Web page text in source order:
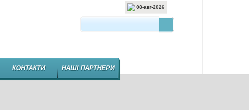
08-авг-2026
КОНТАКТИ НАШІ ПАРТНЕРИ